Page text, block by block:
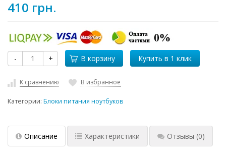
410 грн.
- + В корзину
К сравнению В избранное
Категории: Блоки питания ноутбуков
Описание Характеристики Отзывы (0)